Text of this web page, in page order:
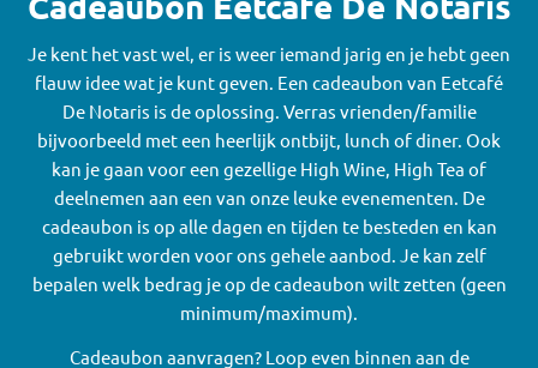
Je kent het vast wel, er is weer iemand jarig en je hebt geen
flauw idee wat je kunt geven. Een cadeaubon van Eetcafé
De Notaris is de oplossing. Verras vrienden/familie
bijvoorbeeld met een heerlijk ontbijt, lunch of diner. Ook
kan je gaan voor een gezellige High Wine, High Tea of
deelnemen aan een van onze leuke evenementen. De
cadeaubon is op alle dagen en tijden te besteden en kan
gebruikt worden voor ons gehele aanbod. Je kan zelf
bepalen welk bedrag je op de cadeaubon wilt zetten (geen
minimum/maximum).
Cadeaubon aanvragen? Loop even binnen aan de